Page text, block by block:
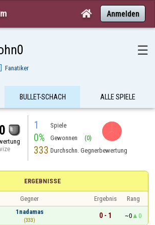
 Anmelden
☰
Fanatiker
BULLET-SCHACH ALLE SPIELE
1 Spiele
0% Gewonnen (0)
333 Durchschn. Gegnerbewertung
ERGEBNISSE
Gegner Ergebnis
Rang
1nadamas
(333)
0 - 1 ~0 0